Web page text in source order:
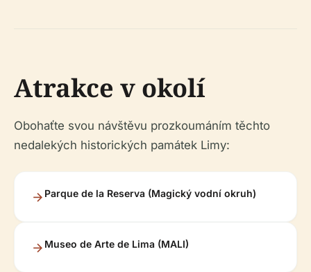
Atrakce v okolí
Obohaťte svou návštěvu prozkoumáním těchto
nedalekých historických památek Limy:
Parque de la Reserva (Magický vodní okruh)
Museo de Arte de Lima (MALI)